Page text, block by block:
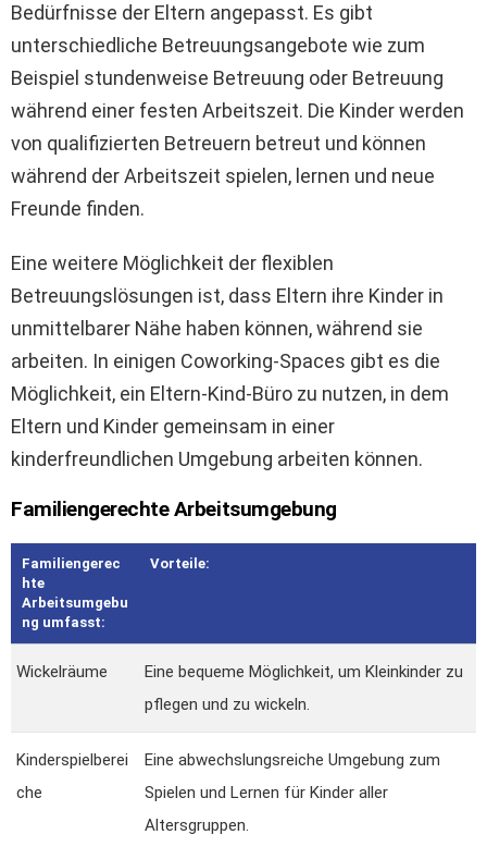
Bedürfnisse der Eltern angepasst. Es gibt
unterschiedliche Betreuungsangebote wie zum
Beispiel stundenweise Betreuung oder Betreuung
während einer festen Arbeitszeit. Die Kinder werden
von qualifizierten Betreuern betreut und können
während der Arbeitszeit spielen, lernen und neue
Freunde finden.
Eine weitere Möglichkeit der flexiblen
Betreuungslösungen ist, dass Eltern ihre Kinder in
unmittelbarer Nähe haben können, während sie
arbeiten. In einigen Coworking-Spaces gibt es die
Möglichkeit, ein Eltern-Kind-Büro zu nutzen, in dem
Eltern und Kinder gemeinsam in einer
kinderfreundlichen Umgebung arbeiten können.
Familiengerechte Arbeitsumgebung
Familiengerec
hte
Arbeitsumgebu
ng umfasst:
Vorteile:
Wickelräume
Eine bequeme Möglichkeit, um Kleinkinder zu
pflegen und zu wickeln.
Kinderspielberei
che
Eine abwechslungsreiche Umgebung zum
Spielen und Lernen für Kinder aller
Altersgruppen.